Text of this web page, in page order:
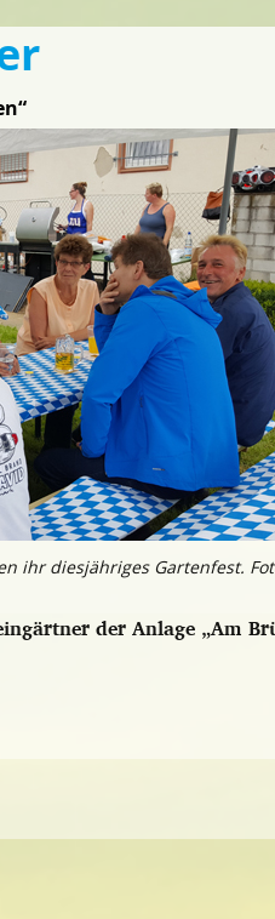
ihr diesjähriges Gartenfest.
der Anlage „Am